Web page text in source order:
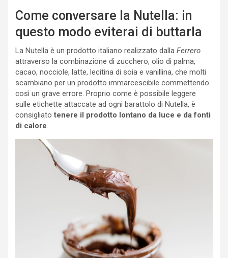
Come conversare la Nutella: in
questo modo eviterai di buttarla
La Nutella è un prodotto italiano realizzato dalla Ferrero
attraverso la combinazione di zucchero, olio di palma,
cacao, nocciole, latte, lecitina di soia e vanillina, che molti
scambiano per un prodotto immarcescibile commettendo
così un grave errore. Proprio come è possibile leggere
sulle etichette attaccate ad ogni barattolo di Nutella, è
consigliatotenere il prodotto lontano da luce e da fonti
di calore.